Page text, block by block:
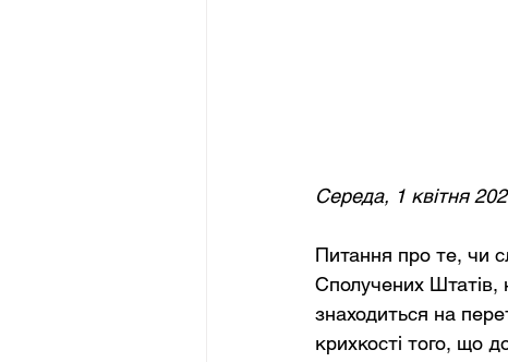
Середа, 1 квітня
Питання про те, чи
Сполучених Штатів,
знаходиться на
крихкості того, що